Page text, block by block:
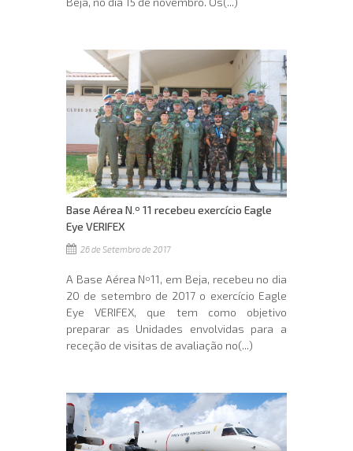
Base Aérea N.º 11 recebeu exercício Eagle
Eye VERIFEX
26 de Setembro de 2017
A Base Aérea Nº11, em Beja, recebeu no dia
20 de setembro de 2017 o exercício Eagle
Eye VERIFEX, que tem como objetivo
preparar as Unidades envolvidas para a
receção de visitas de avaliação no(...)